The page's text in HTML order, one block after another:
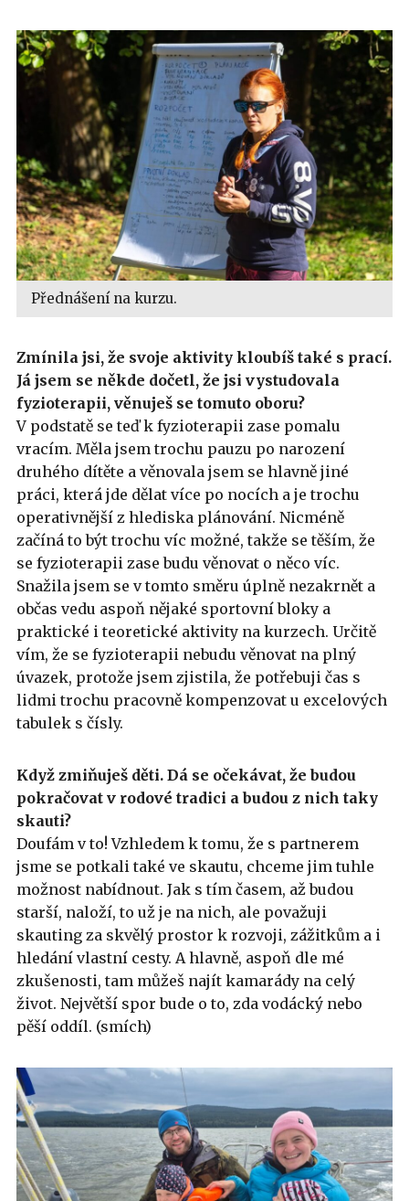
Přednášení na kurzu.
Zmínila jsi, že svoje aktivity kloubíš také s prací.
Já jsem se někde dočetl, že jsi vystudovala
fyzioterapii, věnuješ se tomuto oboru?
V podstatě se teď k fyzioterapii zase pomalu
vracím. Měla jsem trochu pauzu po narození
druhého dítěte a věnovala jsem se hlavně jiné
práci, která jde dělat více po nocích a je trochu
operativnější z hlediska plánování. Nicméně
začíná to být trochu víc možné, takže se těším, že
se fyzioterapii zase budu věnovat o něco víc.
Snažila jsem se v tomto směru úplně nezakrnět a
občas vedu aspoň nějaké sportovní bloky a
praktické i teoretické aktivity na kurzech. Určitě
vím, že se fyzioterapii nebudu věnovat na plný
úvazek, protože jsem zjistila, že potřebuji čas s
lidmi trochu pracovně kompenzovat u excelových
tabulek s čísly.
Když zmiňuješ děti. Dá se očekávat, že budou
pokračovat v rodové tradici a budou z nich taky
skauti?
Doufám v to! Vzhledem k tomu, že s partnerem
jsme se potkali také ve skautu, chceme jim tuhle
možnost nabídnout. Jak s tím časem, až budou
starší, naloží, to už je na nich, ale považuji
skauting za skvělý prostor k rozvoji, zážitkům a i
hledání vlastní cesty. A hlavně, aspoň dle mé
zkušenosti, tam můžeš najít kamarády na celý
život. Největší spor bude o to, zda vodácký nebo
pěší oddíl. (smích)